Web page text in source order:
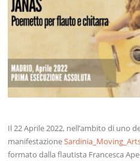
Il 22 Aprile 2022, nell’ambito di uno
manifestazione
formato dalla flautista Francesca